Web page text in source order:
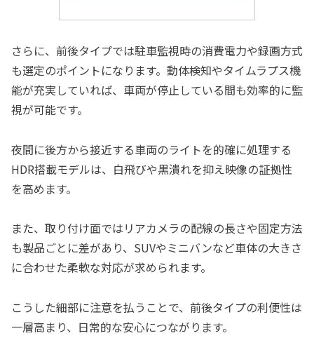
さらに、前後タイプでは駐車監視時の消費電力や録画方式
も選定のポイントになります。動体検知やタイムラプス機
能が充実していれば、車両が停止している間も効率的に監
視が可能です。
夜間に後方から接近する車両のライトを的確に処理する
HDR搭載モデルは、白飛びや黒潰れを抑え映像の証拠性
を高めます。
また、取り付け面ではリアカメラの配線の長さや固定方法
も製品ごとに差があり、SUVやミニバンなど車体の大きさ
に合わせた柔軟な対応が求められます。
こうした細部に注意を払うことで、前後タイプの利便性は
一層高まり、日常的な安心につながります。